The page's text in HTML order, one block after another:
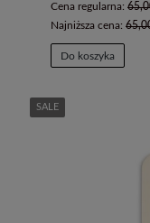
Cena regularna:
Najniższa cena:
Do koszyka
SALE